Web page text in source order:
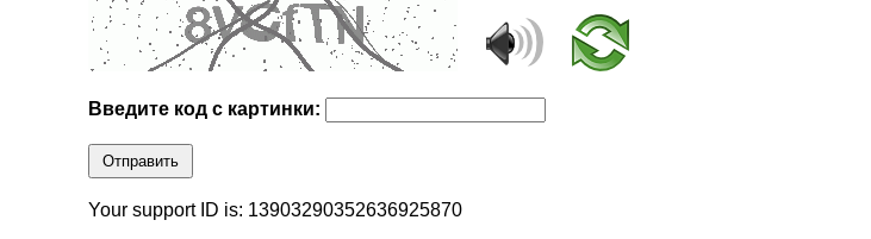
Введите код с картинки:
Отправить
Your support ID is: 13903290352636925870